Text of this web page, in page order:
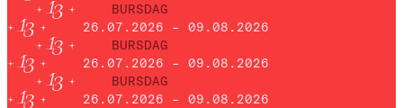
BURSDAG
26.07.2026 – 09.08.2026
BURSDAG
26.07.2026 – 09.08.2026
BURSDAG
26.07.2026 – 09.08.2026